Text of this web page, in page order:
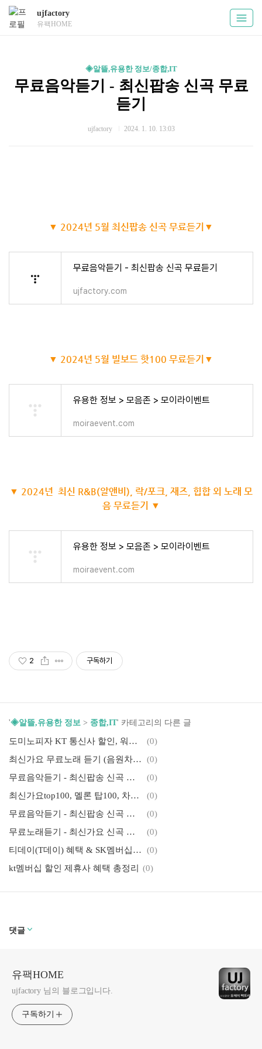
ujfactory
유팩HOME
◈알뜰,유용한 정보/종합,IT
무료음악듣기 - 최신팝송 신곡 무료
듣기
ujfactory 2024. 1. 10. 13:03
▼ 2024년 5월 최신팝송 신곡 무료듣기▼
무료음악듣기 - 최신팝송 신곡 무료듣기
ujfactory.com
▼ 2024년 5월 빌보드 핫100 무료듣기▼
유용한 정보 > 모음존 > 모이라이벤트
moiraevent.com
▼ 2024년 최신 R&B(알앤비), 락/포크, 재즈, 힙합 외 노래 모
음 무료듣기 ▼
유용한 정보 > 모음존 > 모이라이벤트
moiraevent.com
2 구독하기
'◈알뜰,유용한 정보 > 종합,IT' 카테고리의 다른 글
도미노피자 KT 통신사 할인, 워터밤 티켓 프로모션 이벤트
(0)
최신가요 무료노래 듣기 (음원차트순위 무료음악 듣기)
(0)
무료음악듣기 - 최신팝송 신곡 무료듣기
(0)
최신가요top100, 멜론 탑100, 차트100 무료 음악 듣기
(0)
무료음악듣기 - 최신팝송 신곡 무료듣기
(0)
무료노래듣기 - 최신가요 신곡 연속듣기 재생 목록
(0)
티데이(T데이) 혜택 & SK멤버십(t멤버십) 할인제휴사 혜택 총정리
(0)
kt멤버십 할인 제휴사 혜택 총정리
(0)
댓글
유팩HOME
ujfactory 님의 블로그입니다.
구독하기